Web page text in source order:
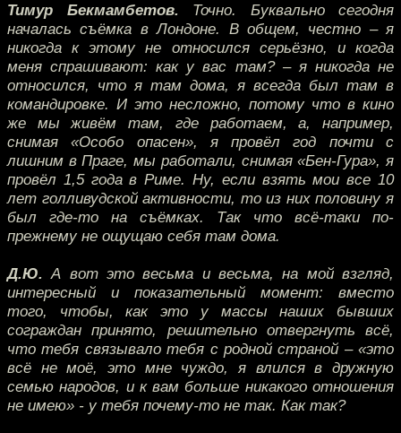
Тимур Бекмамбетов. Точно. Буквально сегодня
началась съёмка в Лондоне. В общем, честно – я
никогда к этому не относился серьёзно, и когда
меня спрашивают: как у вас там? – я никогда не
относился, что я там дома, я всегда был там в
командировке. И это несложно, потому что в кино
же мы живём там, где работаем, а, например,
снимая «Особо опасен», я провёл год почти с
лишним в Праге, мы работали, снимая «Бен-Гура», я
провёл 1,5 года в Риме. Ну, если взять мои все 10
лет голливудской активности, то из них половину я
был где-то на съёмках. Так что всё-таки по-
прежнему не ощущаю себя там дома.
Д.Ю. А вот это весьма и весьма, на мой взгляд,
интересный и показательный момент: вместо
того, чтобы, как это у массы наших бывших
сограждан принято, решительно отвергнуть всё,
что тебя связывало тебя с родной страной – «это
всё не моё, это мне чуждо, я влился в дружную
семью народов, и к вам больше никакого отношения
не имею» - у тебя почему-то не так. Как так?